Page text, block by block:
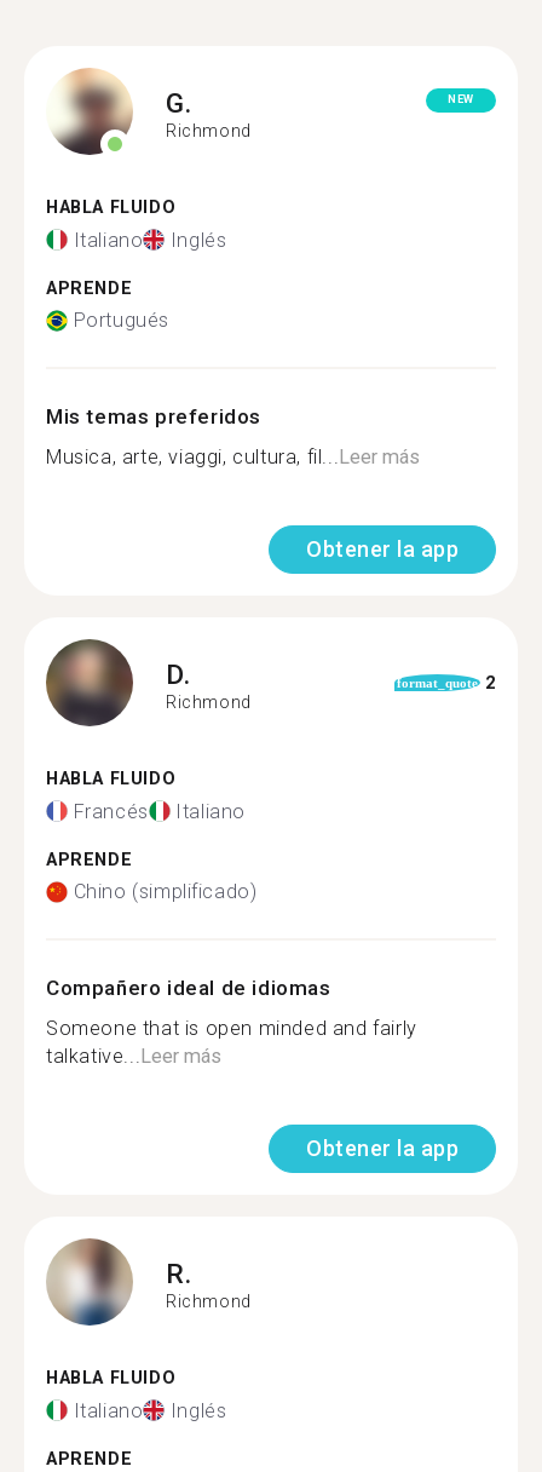
G.
Richmond
NEW
HABLA FLUIDO
Italiano Inglés
APRENDE
Portugués
Mis temas preferidos
Musica, arte, viaggi, cultura, fil...Leer más
Obtener la app
D.
Richmond
format_quote 2
HABLA FLUIDO
Francés Italiano
APRENDE
Chino (simplificado)
Compañero ideal de idiomas
Someone that is open minded and fairly
talkative...Leer más
Obtener la app
R.
Richmond
HABLA FLUIDO
Italiano Inglés
APRENDE